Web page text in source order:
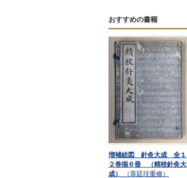
おすすめの書籍
増補絵図 針灸大成 全１
２巻揃６冊 （精校針灸大
成）
（章廷珪重修）